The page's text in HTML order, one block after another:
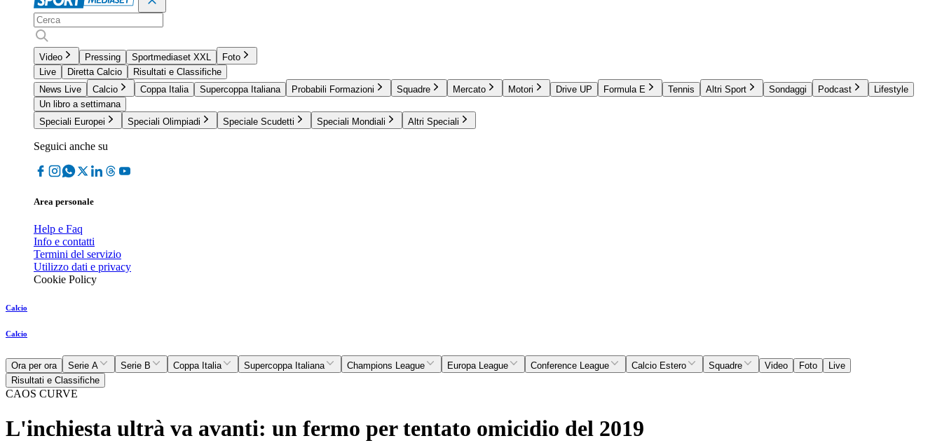
Video Pressing Sportmediaset XXL
Foto
Live
Diretta Calcio
Risultati e Classifiche
News Live
Calcio Coppa Italia Supercoppa Italiana Probabili Formazioni Squadre Mercato Motori Drive UP Formula E Tennis Altri Sport Sondaggi Podcast
Lifestyle
Un libro a settimana
Speciali Europei
Speciali Olimpiadi Speciale Scudetti Speciali Mondiali Altri Speciali
Seguici anche su
Area personale
Help e Faq
Info e contatti
Termini del servizio
Utilizzo dati e privacy
Cookie Policy
Calcio
Calcio
Ora per ora Serie A Serie B Coppa Italia Supercoppa Italiana Champions League Europa League Conference League Calcio Estero Squadre Video Foto
Live
Risultati e Classifiche
CAOS CURVE
L'inchiesta ultrà va avanti: un fermo per tentato omicidio del 2019